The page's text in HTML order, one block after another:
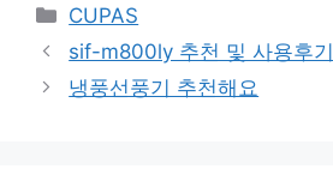
Categories
CUPAS
sif-m800ly 추천 및 사용후기
냉풍선풍기 추천해요